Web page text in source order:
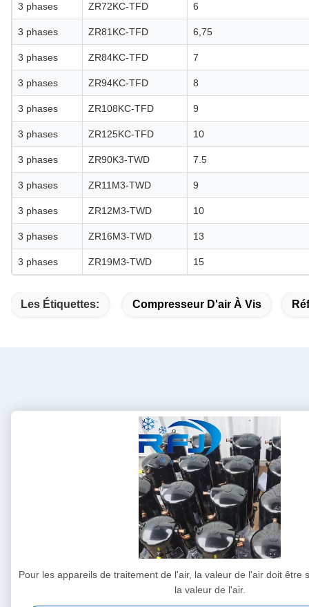
3 phases ZR72KC-TFD 6
3 phases ZR81KC-TFD 6,75
3 phases ZR84KC-TFD 7
3 phases ZR94KC-TFD 8
3 phases ZR108KC-TFD 9
3 phases ZR125KC-TFD 10
3 phases ZR90K3-TWD 7.5
3 phases ZR11M3-TWD 9
3 phases ZR12M3-TWD 10
3 phases ZR16M3-TWD 13
3 phases ZR19M3-TWD 15
Les Étiquettes: Compresseur D'air À Vis
Pour les appareils de traitement de l'air, la valeur de l'air doit être
la valeur de l'air.